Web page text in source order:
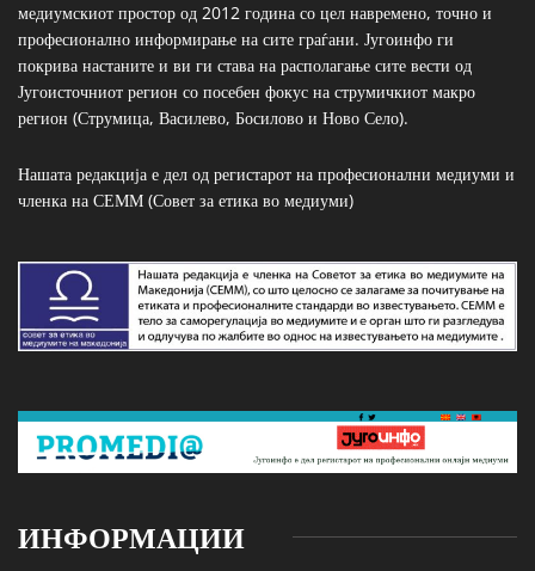
медиумскиот простор од 2012 година со цел навремено, точно и
професионално информирање на сите граѓани. Југоинфо ги
покрива настаните и ви ги става на располагање сите вести од
Југоисточниот регион со посебен фокус на струмичкиот макро
регион (Струмица, Василево, Босилово и Ново Село).
Нашата редакција е дел од регистарот на професионални медиуми и
членка на СЕММ (Совет за етика во медиуми)
ИНФОРМАЦИИ